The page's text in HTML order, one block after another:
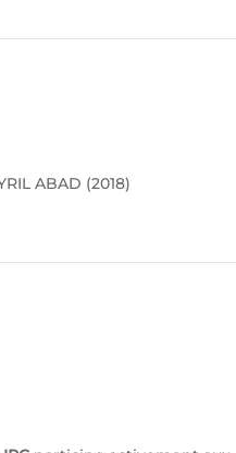
ABAD (2018)